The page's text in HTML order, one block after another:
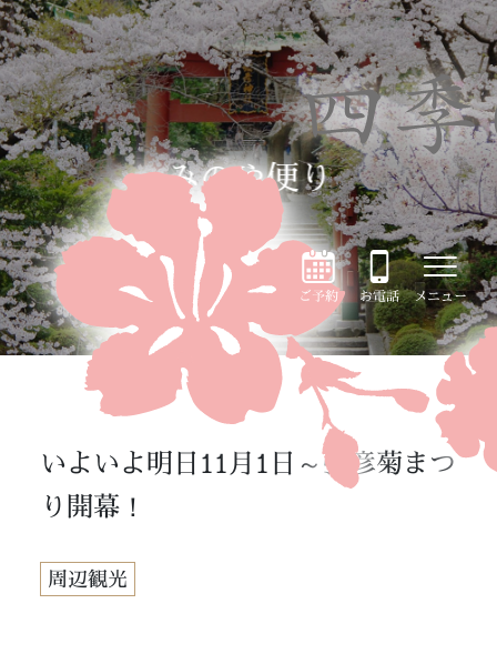
ご予約 お電話 メニュー
みのや便り
いよいよ明日11月1日～弥彦菊まつ
り開幕！
周辺観光